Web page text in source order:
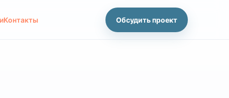
Контакты Обсудить проект